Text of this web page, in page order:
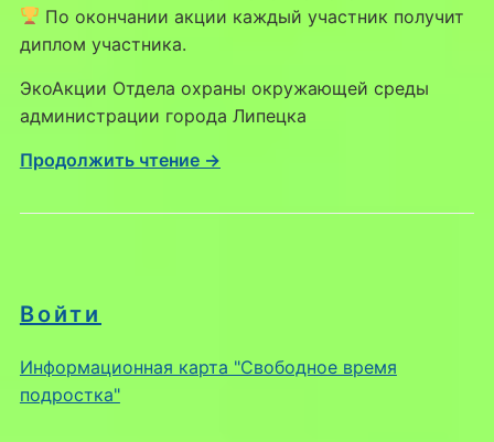
Войти
Информационная карта "Свободное время
подростка"
По окончании акции каждый участник получит
диплом участника.
ЭкоАкции Отдела охраны окружающей среды
администрации города Липецка
Продолжить чтение →